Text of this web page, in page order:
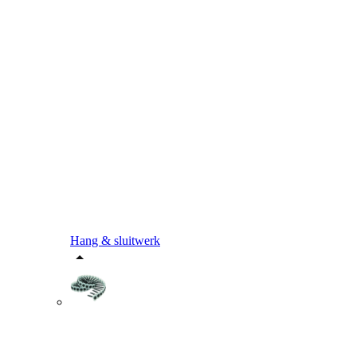
Hang & sluitwerk